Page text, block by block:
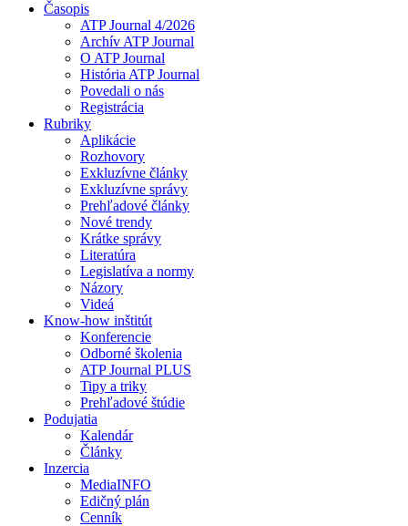
Časopis
ATP Journal 4/2026
Archív ATP Journal
O ATP Journal
História ATP Journal
Povedali o nás
Registrácia
Rubriky
Aplikácie
Rozhovory
Exkluzívne články
Exkluzívne správy
Prehľadové články
Nové trendy
Krátke správy
Literatúra
Legislatíva a normy
Názory
Videá
Know-how inštitút
Konferencie
Odborné školenia
ATP Journal PLUS
Tipy a triky
Prehľadové štúdie
Podujatia
Kalendár
Články
Inzercia
MediaINFO
Edičný plán
Cenník